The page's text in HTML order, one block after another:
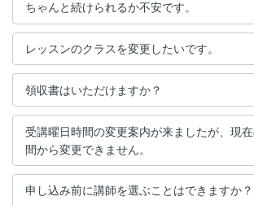
ちゃんと続けられるか不安です。
レッスンのクラスを変更したいです。
領収書はいただけますか？
受講曜日時間の変更案内が来ましたが、現
間から変更できません。
申し込み前に講師を選ぶことはできますか？